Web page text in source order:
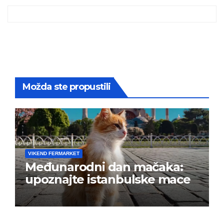
Možda ste propustili
VIKEND FERMARKET
Međunarodni dan mačaka:
upoznajte istanbulske mace